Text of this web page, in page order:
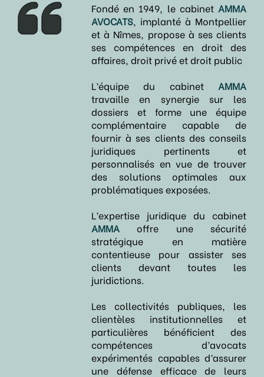
Fondé en 1949, le cabinet AMMA
AVOCATS, implanté à Montpellier
et à Nîmes, propose à ses clients
ses compétences en droit des
affaires, droit privé et droit public
L’équipe du cabinet AMMA
travaille en synergie sur les
dossiers et forme une équipe
complémentaire capable de
fournir à ses clients des conseils
juridiques pertinents et
personnalisés en vue de trouver
des solutions optimales aux
problématiques exposées.
L’expertise juridique du cabinet
AMMAoffre une sécurité
stratégique en matière
contentieuse pour assister ses
clients devant toutes les
juridictions.
Les collectivités publiques, les
clientèles institutionnelles et
particulières bénéficient des
compétences d’avocats
expérimentés capables d’assurer
une défense efficace de leurs